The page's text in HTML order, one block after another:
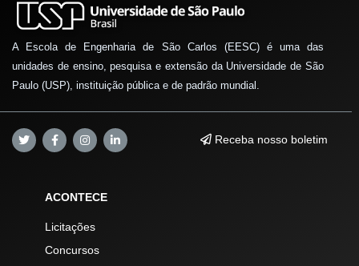
A Escola de Engenharia de São Carlos (EESC) é uma das
unidades de ensino, pesquisa e extensão da Universidade de São
Paulo (USP), instituição pública e de padrão mundial.
Receba nosso boletim
ACONTECE
Licitações
Concursos